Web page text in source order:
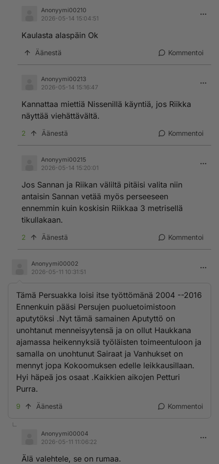
Anonyymi00210
2026-05-14 15:04:51
Kaulasta alaspäin Ok
Äänestä Kommentoi
Anonyymi00213
2026-05-14 15:16:47
Kannattaa miettiä Nissenillä käyntiä, jos Riikka
näyttää viehättävältä.
2 Äänestä Kommentoi
Anonyymi00215
2026-05-14 15:20:01
Jos Sannan ja Riikan väliltä pitäisi valita niin
antaisin Sannan vetää myös perseeseen
ennemmin kuin koskisin Riikkaa 3 metrisellä
tikullakaan.
2 Äänestä Kommentoi
Anonyymi00002
2026-05-11 10:31:51
Tämä Persuakka loisi itse työttömänä 2004 --2016
Ennenkuin pääsi Persujen puoluetoimistoon
aputytöksi .Nyt tämä samainen Aputyttö on
unohtanut menneisyytensä ja on ollut Haukkana
ajamassa heikennyksiä työläisten toimeentuloon ja
samalla on unohtunut Sairaat ja Vanhukset on
mennyt jopa Kokoomuksen edelle leikkausillaan.
Hyi häpeä jos osaat .Kaikkien aikojen Petturi
Purra.
9 Äänestä Kommentoi
Anonyymi00004
2026-05-11 11:06:22
Älä valehtele, se on rumaa.